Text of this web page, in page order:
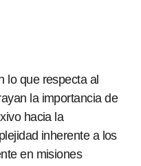
lo que respecta al
la importancia de
hacia la
inherente a los
en misiones